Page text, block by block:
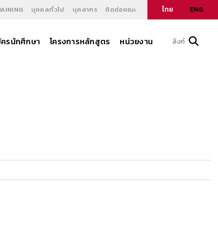
บุคคลทั่วไป บุคลากร ติดต่อคณะ ไทย ENG
รนักศึกษา โครงการหลักสูตร หน่วยงาน ลิงก์